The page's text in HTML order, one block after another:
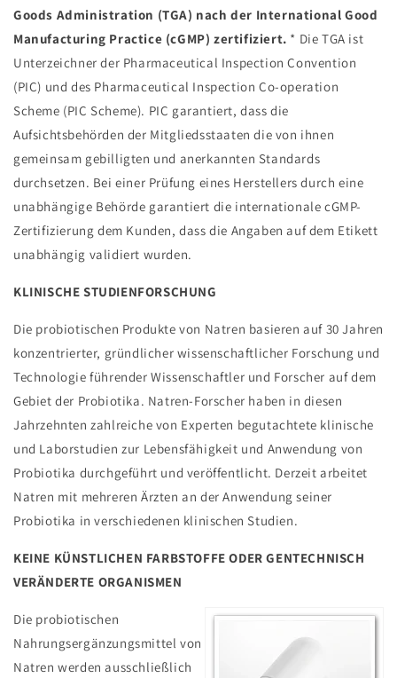
Goods Administration (TGA) nach der International Good
Manufacturing Practice (cGMP) zertifiziert. * Die TGA ist
Unterzeichner der Pharmaceutical Inspection Convention
(PIC) und des Pharmaceutical Inspection Co-operation
Scheme (PIC Scheme). PIC garantiert, dass die
Aufsichtsbehörden der Mitgliedsstaaten die von ihnen
gemeinsam gebilligten und anerkannten Standards
durchsetzen. Bei einer Prüfung eines Herstellers durch eine
unabhängige Behörde garantiert die internationale cGMP-
Zertifizierung dem Kunden, dass die Angaben auf dem Etikett
unabhängig validiert wurden.
KLINISCHE STUDIENFORSCHUNG
Die probiotischen Produkte von Natren basieren auf 30 Jahren
konzentrierter, gründlicher wissenschaftlicher Forschung und
Technologie führender Wissenschaftler und Forscher auf dem
Gebiet der Probiotika. Natren-Forscher haben in diesen
Jahrzehnten zahlreiche von Experten begutachtete klinische
und Laborstudien zur Lebensfähigkeit und Anwendung von
Probiotika durchgeführt und veröffentlicht. Derzeit arbeitet
Natren mit mehreren Ärzten an der Anwendung seiner
Probiotika in verschiedenen klinischen Studien.
KEINE KÜNSTLICHEN FARBSTOFFE ODER GENTECHNISCH
VERÄNDERTE ORGANISMEN
Die probiotischen
Nahrungsergänzungsmittel von
Natren werden ausschließlich